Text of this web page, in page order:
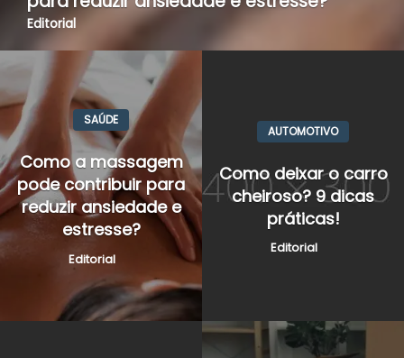
Editorial
SAÚDE
Como a massagem
pode contribuir para
reduzir ansiedade e
estresse?
Editorial
AUTOMOTIVO
Como deixar o carro
cheiroso? 9 dicas
práticas!
Editorial